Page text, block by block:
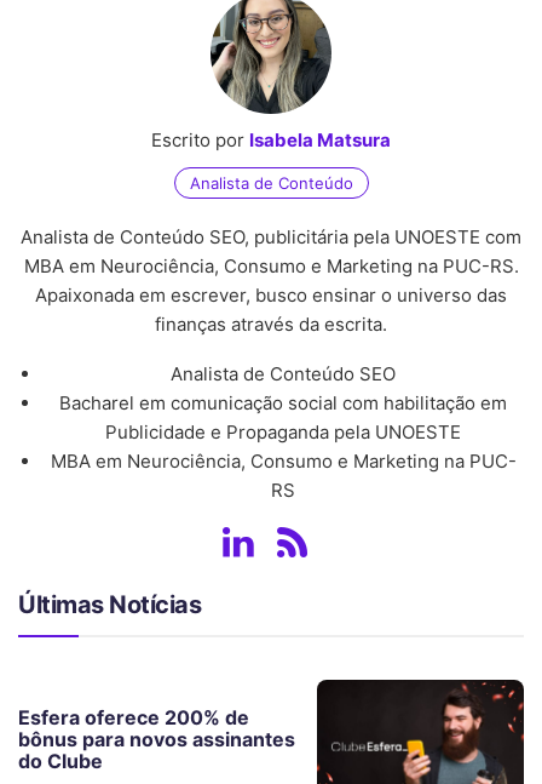
Escrito por Isabela Matsura
Analista de Conteúdo
Analista de Conteúdo SEO, publicitária pela UNOESTE com
MBA em Neurociência, Consumo e Marketing na PUC-RS.
Apaixonada em escrever, busco ensinar o universo das
finanças através da escrita.
Analista de Conteúdo SEO
Bacharel em comunicação social com habilitação em
Publicidade e Propaganda pela UNOESTE
MBA em Neurociência, Consumo e Marketing na PUC-
RS
Últimas Notícias
Esfera oferece 200% de
bônus para novos assinantes
do Clube